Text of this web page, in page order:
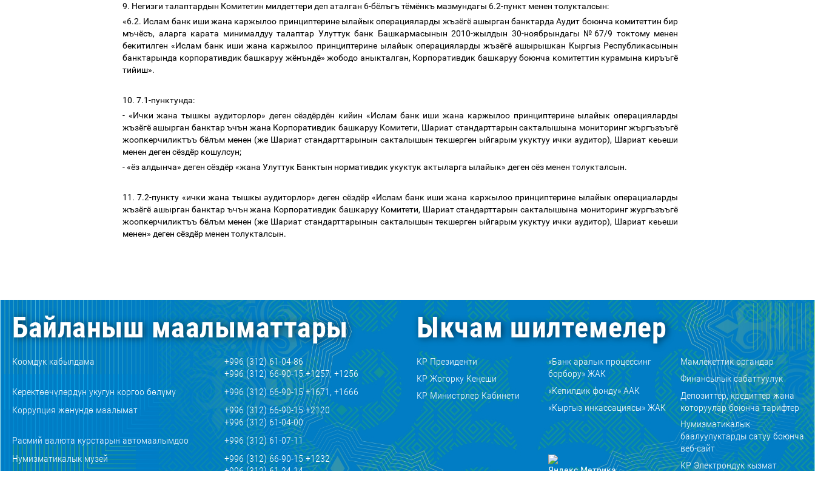
9. Негизги талаптардын Комитетин милдеттери деп аталган 6-бёлъгътёмёнкъ мазмундагы 6.2-пункт менен толукталсын:
«6.2. Ислам банк иши жана каржылоо принциптерине ылайык операцияларды жъзёгё ашырган банктарда Аудит боюнча комитеттин бир
мъчёсъ, аларга карата минималдуу талаптар Улуттук банк Башкармасынын 2010-жылдын 30-ноябрындагы №67/9 токтому менен
бекитилген «Ислам банк иши жана каржылоо принциптерине ылайык операцияларды жъзёгё ашырышкан Кыргыз Республикасынын
банктарында корпоративдик башкаруу жёнъндё»жободо аныкталган, Корпоративдик башкаруу боюнча комитеттин курамына киръъгё
тийиш».
10. 7.1-пунктунда:
- «Ички жана тышкы аудиторлор» деген сёздёрдён кийин «Ислам банк иши жана каржылоо принциптерине ылайык операцияларды
жъзёгё ашырган банктар ъчън жана Корпоративдик башкаруу Комитети, Шариат стандарттарын сакталышына мониторинг жъргъзъъгё
жоопкерчиликтъъ бёлъм менен (же Шариат стандарттарынын сакталышын текшерген ыйгарым укуктуу ички аудитор), Шариат кеьеши
менен деген сёздёр кошулсун;
- «ёзалдынча» деген сёздёр«жана Улуттук Банктын нормативдик укуктук актыларга ылайык» деген сёз менен толукталсын.
11. 7.2-пункту «ички жана тышкы аудиторлор» деген сёздёр«Ислам банк иши жана каржылоо принциптерине ылайык операциаларды
жъзёгё ашырган банктар ъчън жана Корпоративдик башкаруу Комитети, Шариат стандарттарын сакталышына мониторинг жургъзъъгё
жоопкерчиликтъъ бёлъм менен (же Шариат стандарттарынын сакталышын текшерген ыйгарым укуктуу ички аудитор), Шариат кеьеши
менен» деген сёздёр менен толукталсын.
Байланыш маалыматтары
Коомдук кабылдама
+996 (312) 61-04-86
+996 (312) 66-90-15 +1257, +1256
Керектөөчүлөрдүн укугун коргоо бөлүмү
+996 (312) 66-90-15 +1671, +1666
Коррупция жөнүндө маалымат
+996 (312) 66-90-15 +2120
+996 (312) 61-04-00
Расмий валюта курстарын автомаалымдоо
+996 (312) 61-07-11
Нумизматикалык музей
+996 (312) 66-90-15 +1232
+996 (312) 61-24-14
Ыкчам шилтемелер
КР Президенти
КР Жогорку Кеңеши
КР Министрлер Кабинети
«Банк аралык процессинг
борбору» ЖАК
«Кепилдик фонду» ААК
«Кыргыз инкассациясы» ЖАК
Мамлекеттик органдар
Финансылык сабаттуулук
Депозиттер, кредиттер жана
которуулар боюнча тарифтер
Нумизматикалык
баалуулуктарды сатуу боюнча
веб-сайт
КР Электрондук кызмат